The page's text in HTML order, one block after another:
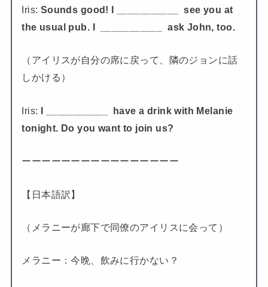
Iris: Sounds good! I ___________ see you at
the usual pub. I ___________ ask John, too.
（アイリスが自分の席に戻って、隣のジョンに話
しかける）
Iris: I ___________ have a drink with Melanie
tonight. Do you want to join us?
ーーーーーーーーーーーーーーーー
【日本語訳】
（メラニーが廊下で同僚のアイリスに会って）
メラニー：今晩、飲みに行かない？